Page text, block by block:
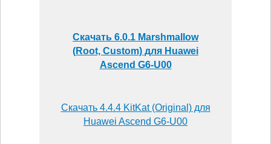
Скачать 6.0.1 Marshmallow
(Root, Custom) для Huawei
Ascend G6-U00
Скачать 4.4.4 KitKat (Original) для
Huawei Ascend G6-U00